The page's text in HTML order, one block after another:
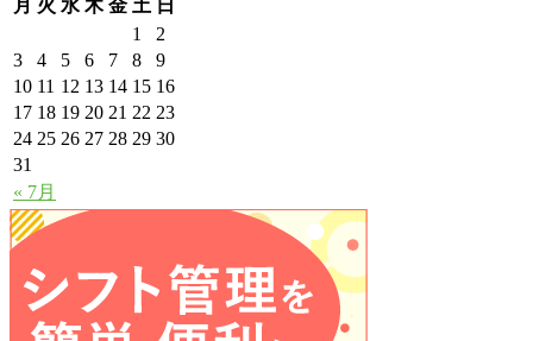
月 火 水 木 金 土 日
« 7月
1
2
3
4 5 6 7 8
9
10 11 12 13 14 15 16
17 18 19 20 21 22 23
24 25 26 27 28 29 30
31